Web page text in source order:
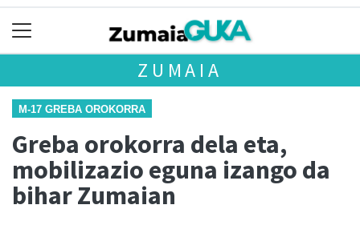
ZUMAIA
M-17 GREBA OROKORRA
Greba orokorra dela eta,
mobilizazio eguna izango da
bihar Zumaian